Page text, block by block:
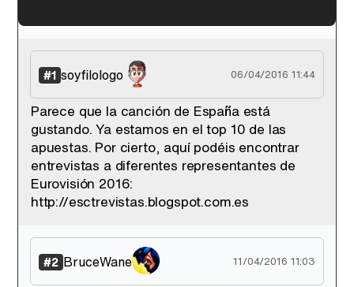
'120 Minutos' celebra sus 2.000 programas en Telemadrid con un vídeo del día a día en la redacción
Tráiler en catalán de 'Ravalear', la nueva serie de HBO Max sobre los fondos buitre
#1 soyfilologo 06/04/2016 11:44
Parece que la canción de España está
gustando. Ya estamos en el top 10 de las
apuestas. Por cierto, aquí podéis encontrar
entrevistas a diferentes representantes de
Eurovisión 2016:
http://esctrevistas.blogspot.com.es
#2 BruceWane 11/04/2016 11:03